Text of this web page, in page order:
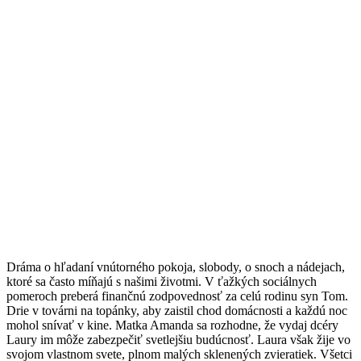
Dráma o hľadaní vnútorného pokoja, slobody, o snoch a nádejach,
ktoré sa často míňajú s našimi životmi. V ťažkých sociálnych
pomeroch preberá finančnú zodpovednosť za celú rodinu syn Tom.
Drie v továrni na topánky, aby zaistil chod domácnosti a každú noc
mohol snívať v kine. Matka Amanda sa rozhodne, že vydaj dcéry
Laury im môže zabezpečiť svetlejšiu budúcnosť. Laura však žije vo
svojom vlastnom svete, plnom malých sklenených zvieratiek. Všetci